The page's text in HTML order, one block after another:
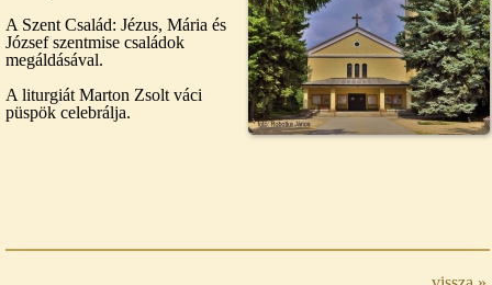
A Szent Család: Jézus, Mária és
József szentmise családok
megáldásával.
A liturgiát Marton Zsolt váci
püspök celebrálja.